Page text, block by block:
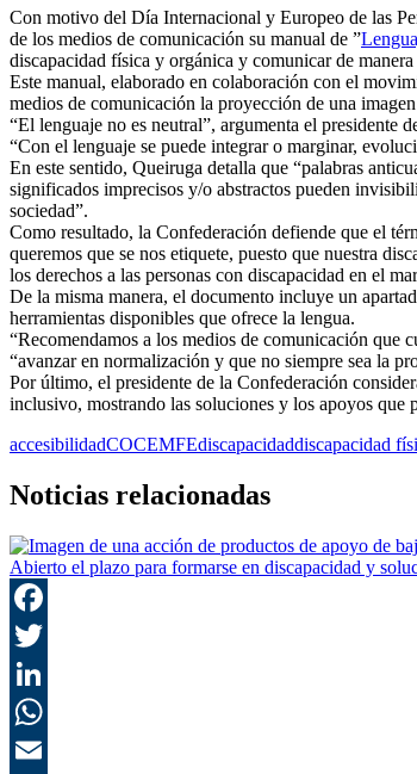
Con motivo del Día Internacional y Europeo de las
de los medios de comunicación su manual de ”
discapacidad física y orgánica y comunicar de manera
Este manual, elaborado en colaboración con el
medios de comunicación la proyección de una
“El lenguaje no es neutral”, argumenta el presidente
“Con el lenguaje se puede integrar o marginar,
En este sentido, Queiruga detalla que “palabras
significados imprecisos y/o abstractos pueden
sociedad”.
Como resultado, la Confederación defiende que el
queremos que se nos etiquete, puesto que nuestra
los derechos a las personas con discapacidad en el
De la misma manera, el documento incluye un
herramientas disponibles que ofrece la lengua.
“Recomendamos a los medios de comunicación que
“avanzar en normalización y que no siempre sea la
Por último, el presidente de la Confederación
inclusivo, mostrando las soluciones y los apoyos que
accesibilidadCOCEMFEdiscapacidaddiscapacidad
Noticias relacionadas
Abierto el plazo para formarse en discapacidad y